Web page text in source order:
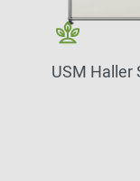
USM Haller